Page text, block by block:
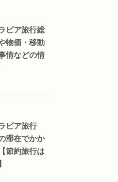
ビア旅行総
物価・移動
情などの情
ビア旅行
滞在でかか
節約旅行は